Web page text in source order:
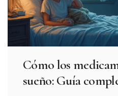
Cómo los
sueño: Guía